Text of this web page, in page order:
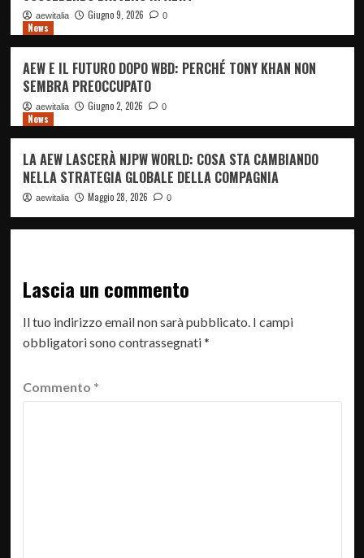
aewitalia Giugno 9, 2026 0
News
AEW E IL FUTURO DOPO WBD: PERCHÉ TONY KHAN NON
SEMBRA PREOCCUPATO
aewitalia Giugno 2, 2026 0
News
LA AEW LASCERÀ NJPW WORLD: COSA STA CAMBIANDO
NELLA STRATEGIA GLOBALE DELLA COMPAGNIA
aewitalia Maggio 28, 2026 0
Lascia un commento
Il tuo indirizzo email non sarà pubblicato. I campi
obbligatori sono contrassegnati*
Commento *